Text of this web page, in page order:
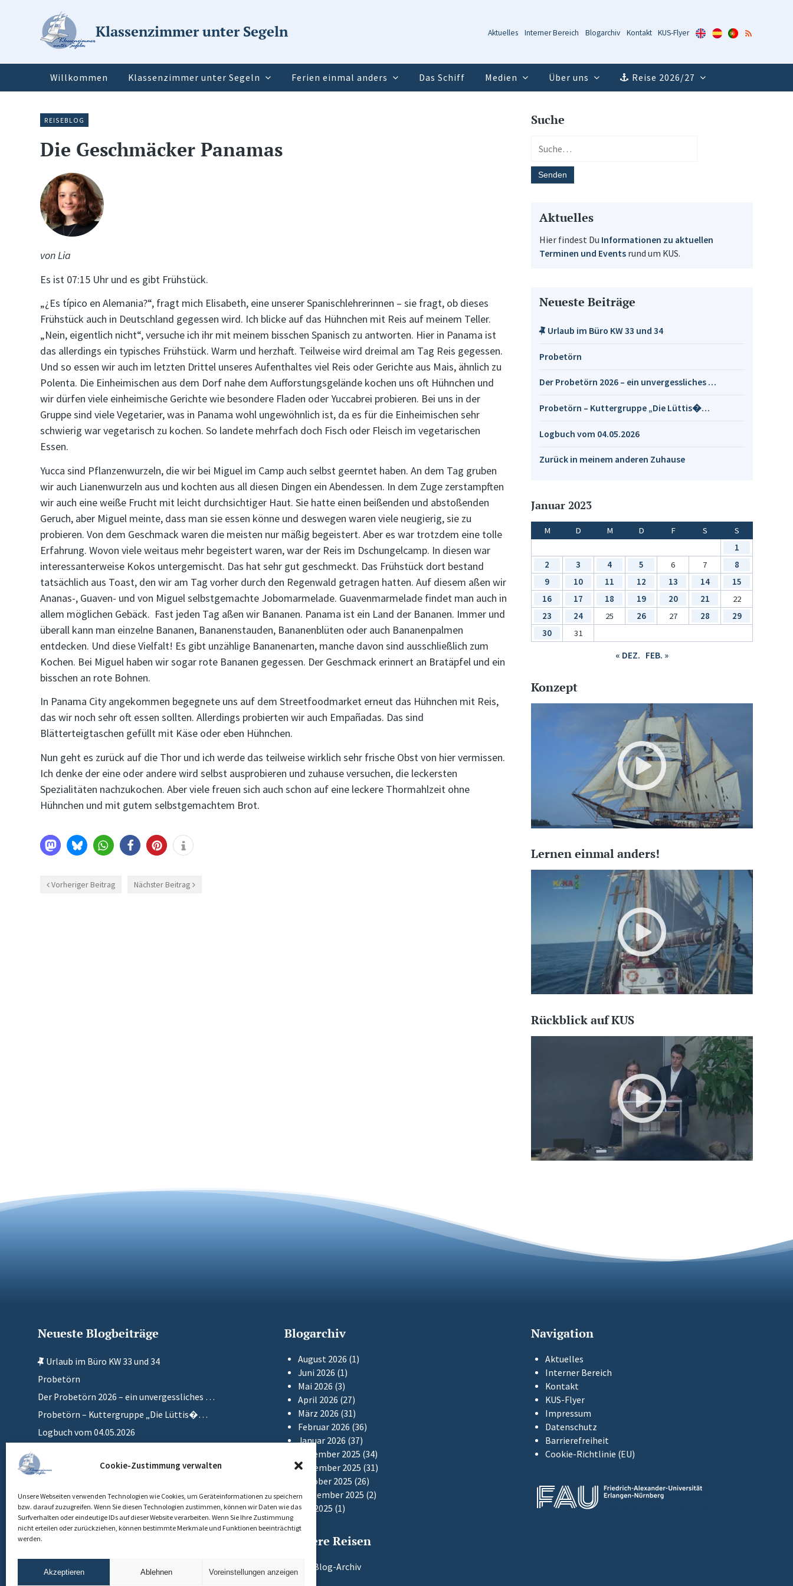
Cookie-Zustimmung verwalten
Unsere Webseiten verwenden Technologien wie Cookies, um Geräteinformationen zu speichern
bzw. darauf zuzugreifen. Wenn Sie diesen Technologien zustimmen, können wir Daten wie das
Surfverhalten oder eindeutige IDs auf dieser Website verarbeiten. Wenn Sie Ihre Zustimmung
nicht erteilen oder zurückziehen, können bestimmte Merkmale und Funktionen beeinträchtigt
werden.
Akzeptieren Ablehnen Voreinstellungen anzeigen
Klassenzimmer unter Segeln Aktuelles Interner Bereich Blogarchiv Kontakt KUS-Flyer
KUS-
Flyer
KUS-
Flyer
KUS-
Flyer
RSS-
Willkommen Klassenzimmer unter Segeln Ferien einmal anders Das Schiff Medien Über uns Reise 2026/27
REISEBLOG
Die Geschmäcker Panamas
von Lia
Es ist 07:15 Uhr und es gibt Frühstück.
„¿Es típico en Alemania?“, fragt mich Elisabeth, eine unserer Spanischlehrerinnen – sie fragt, ob dieses
Frühstück auch in Deutschland gegessen wird. Ich blicke auf das Hühnchen mit Reis auf meinem Teller.
„Nein, eigentlich nicht“, versuche ich ihr mit meinem bisschen Spanisch zu antworten. Hier in Panama ist
das allerdings ein typisches Frühstück. Warm und herzhaft. Teilweise wird dreimal am Tag Reis gegessen.
Und so essen wir auch im letzten Drittel unseres Aufenthaltes viel Reis oder Gerichte aus Mais, ähnlich zu
Polenta. Die Einheimischen aus dem Dorf nahe dem Aufforstungsgelände kochen uns oft Hühnchen und
wir dürfen viele einheimische Gerichte wie besondere Fladen oder Yuccabrei probieren. Bei uns in der
Gruppe sind viele Vegetarier, was in Panama wohl ungewöhnlich ist, da es für die Einheimischen sehr
schwierig war vegetarisch zu kochen. So landete mehrfach doch Fisch oder Fleisch im vegetarischen
Essen.
Yucca sind Pflanzenwurzeln, die wir bei Miguel im Camp auch selbst geerntet haben. An dem Tag gruben
wir auch Lianenwurzeln aus und kochten aus all diesen Dingen ein Abendessen. In dem Zuge zerstampften
wir auch eine weiße Frucht mit leicht durchsichtiger Haut. Sie hatte einen beißenden und abstoßenden
Geruch, aber Miguel meinte, dass man sie essen könne und deswegen waren viele neugierig, sie zu
probieren. Von dem Geschmack waren die meisten nur mäßig begeistert. Aber es war trotzdem eine tolle
Erfahrung. Wovon viele weitaus mehr begeistert waren, war der Reis im Dschungelcamp. In diesen war
interessanterweise Kokos untergemischt. Das hat sehr gut geschmeckt. Das Frühstück dort bestand
tatsächlich aus Toast, den wir am Tag vorher durch den Regenwald getragen hatten. Auf diesem aßen wir
Ananas-, Guaven- und von Miguel selbstgemachte Jobomarmelade. Guavenmarmelade findet man auch in
allem möglichen Gebäck. Fast jeden Tag aßen wir Bananen. Panama ist ein Land der Bananen. Immer und
überall kann man einzelne Bananen, Bananenstauden, Bananenblüten oder auch Bananenpalmen
entdecken. Und diese Vielfalt! Es gibt unzählige Bananenarten, manche davon sind ausschließlich zum
Kochen. Bei Miguel haben wir sogar rote Bananen gegessen. Der Geschmack erinnert an Bratäpfel und ein
bisschen an rote Bohnen.
In Panama City angekommen begegnete uns auf dem Streetfoodmarket erneut das Hühnchen mit Reis,
das wir noch sehr oft essen sollten. Allerdings probierten wir auch Empañadas. Das sind
Blätterteigtaschen gefüllt mit Käse oder eben Hühnchen.
Nun geht es zurück auf die Thor und ich werde das teilweise wirklich sehr frische Obst von hier vermissen.
Ich denke der eine oder andere wird selbst ausprobieren und zuhause versuchen, die leckersten
Spezialitäten nachzukochen. Aber viele freuen sich auch schon auf eine leckere Thormahlzeit ohne
Hühnchen und mit gutem selbstgemachtem Brot.
Vorheriger Beitrag Nächster Beitrag
Suche
Aktuelles
Hier findest Du Informationen zu aktuellen
Terminen und Eventsrund um KUS.
Neueste Beiträge
Urlaub im Büro KW 33 und 34
Probetörn
Der Probetörn 2026 – ein unvergessliches …
Probetörn – Kuttergruppe „Die Lüttis�…
Logbuch vom 04.05.2026
Zurück in meinem anderen Zuhause
Januar 2023
M D M D F S
S
1
2
3 4 5 6 7
8
9
10 11 12 13 14
15
16
17 18 19 20 21
22
23
24 25 26 27 28
29
30
31
« DEZ. FEB. »
Konzept
Lernen einmal anders!
Rückblick auf KUS
Neueste Blogbeiträge
Urlaub im Büro KW 33 und 34
Probetörn
Der Probetörn 2026 – ein unvergessliches …
Probetörn – Kuttergruppe „Die Lüttis�…
Logbuch vom 04.05.2026
Einlaufen
Blogarchiv
August 2026 (1)
Juni 2026 (1)
Mai 2026 (3)
April 2026 (27)
März 2026 (31)
Februar 2026 (36)
Januar 2026 (37)
Dezember 2025 (34)
November 2025 (31)
Oktober 2025 (26)
September 2025 (2)
Mai 2025 (1)
Frühere Reisen
Zum Blog-Archiv
Navigation
Aktuelles
Interner Bereich
Kontakt
KUS-Flyer
Impressum
Datenschutz
Barrierefreiheit
Cookie-Richtlinie (EU)